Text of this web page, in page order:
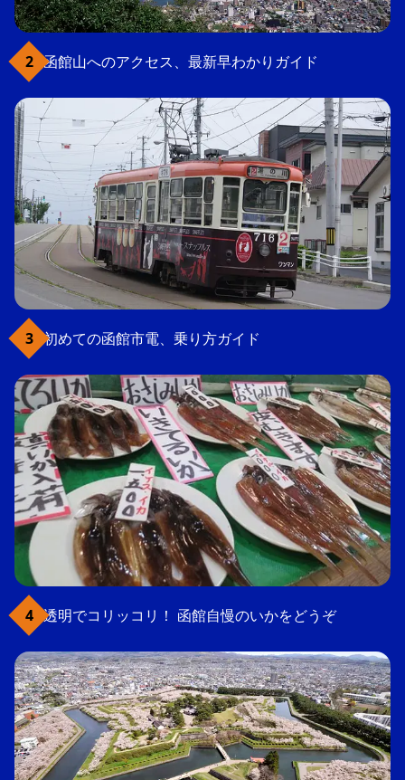
函館山へのアクセス、最新早わかりガイド
初めての函館市電、乗り方ガイド
透明でコリッコリ！ 函館自慢のいかをどうぞ